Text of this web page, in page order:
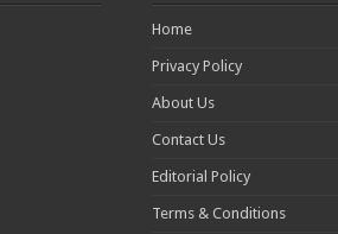
Home
Privacy Policy
About Us
Contact Us
Editorial Policy
Terms & Conditions